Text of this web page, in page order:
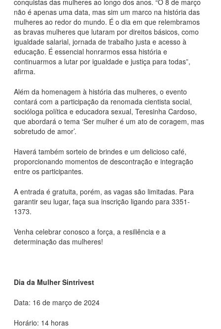
conquistas das mulheres ao longo dos anos. “O 8 de março
não é apenas uma data, mas sim um marco na história das
mulheres ao redor do mundo. É o dia em que relembramos
as bravas mulheres que lutaram por direitos básicos, como
igualdade salarial, jornada de trabalho justa e acesso à
educação. É essencial honrarmos essa história e
continuarmos a lutar por igualdade e justiça para todas”,
afirma.
Além da homenagem à história das mulheres, o evento
contará com a participação da renomada cientista social,
socióloga política e educadora sexual, Teresinha Cardoso,
que abordará o tema ‘Ser mulher é um ato de coragem, mas
sobretudo de amor’.
Haverá também sorteio de brindes e um delicioso café,
proporcionando momentos de descontração e integração
entre os participantes.
A entrada é gratuita, porém, as vagas são limitadas. Para
garantir seu lugar, faça sua inscrição ligando para 3351-
1373.
Venha celebrar conosco a força, a resiliência e a
determinação das mulheres!
Dia da Mulher Sintrivest
Data: 16 de março de 2024
Horário: 14 horas